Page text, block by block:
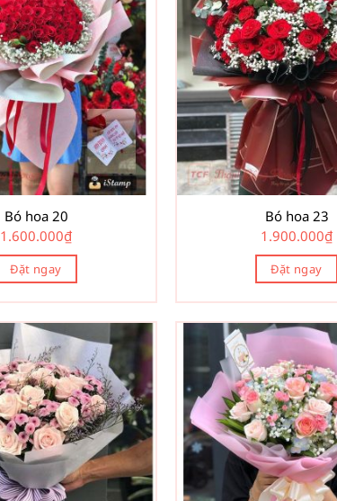
Bó hoa 20
1.600.000₫
Đặt ngay
Bó hoa 23
1.900.000₫
Đặt ngay